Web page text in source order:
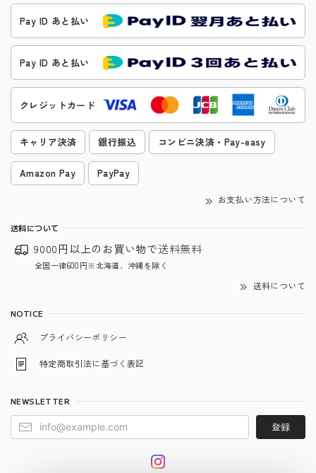
Pay ID あと払い
Pay ID あと払い
クレジットカード
キャリア決済 銀行振込 コンビニ決済・Pay-easy
Amazon Pay PayPay
お支払い方法について
送料について
9000円以上のお買い物で送料無料
全国一律600円※北海道、沖縄を除く
送料について
NOTICE
プライバシーポリシー
特定商取引法に基づく表記
NEWSLETTER
登録